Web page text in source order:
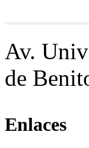
Av.
de
Enlaces